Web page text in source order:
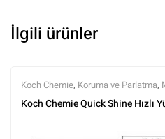
İlgili ürünler
Koch Chemie, Koruma ve Parlatma,
Tüm Ürünler
Koch Chemie Quick Shine Hızlı